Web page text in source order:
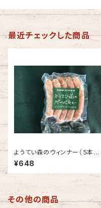
最近チェックした商品
ようてい森のウィンナー（５本入
り）
¥648
その他の商品